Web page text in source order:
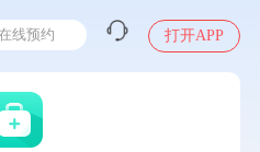
线预约
打开APP
预约糖尿病强化体检套餐
安堡新疆无核红枣干150g*2
预约了企业招工体检套餐